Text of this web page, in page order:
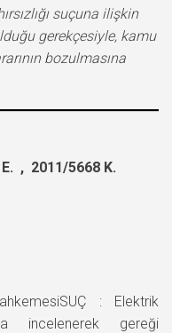
suçuna ilişkin
gerekçesiyle, kamu
bozulmasına
, 2011/5668 K.
: Elektrik
incelenerek gereği